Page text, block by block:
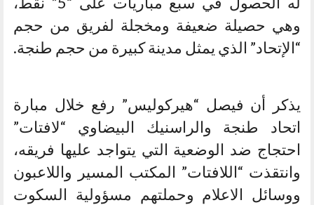
وهي حصيلة ضعيفة ومخجلة لفريق من حجم
“الإتحاد” الذي يمثل مدينة كبيرة من حجم طنجة.
يذكر أن فيصل “هيركوليس” رفع خلال مبارة
اتحاد طنجة والراسنيك البيضاوي “لافتات”
احتجاج ضد الوضعية التي يتواجد عليها فريقه،
وانتقذت “اللافتات” المكتب المسير واللاعبون
ووسائل الاعلام وحملتهم مسؤولية السكوت